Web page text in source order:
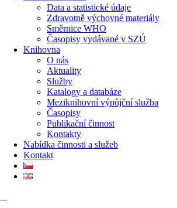
Data a statistické údaje
Zdravotně výchovné materiály
Směrnice WHO
Časopisy vydávané v SZÚ
Knihovna
O nás
Aktuality
Služby
Katalogy a databáze
Meziknihovní výpůjční služba
Časopisy
Publikační činnost
Kontakty
Nabídka činnosti a služeb
Kontakt